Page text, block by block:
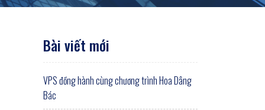
Bài viết mới
VPS đồng hành cùng chương trình Hoa Dâng
Bác